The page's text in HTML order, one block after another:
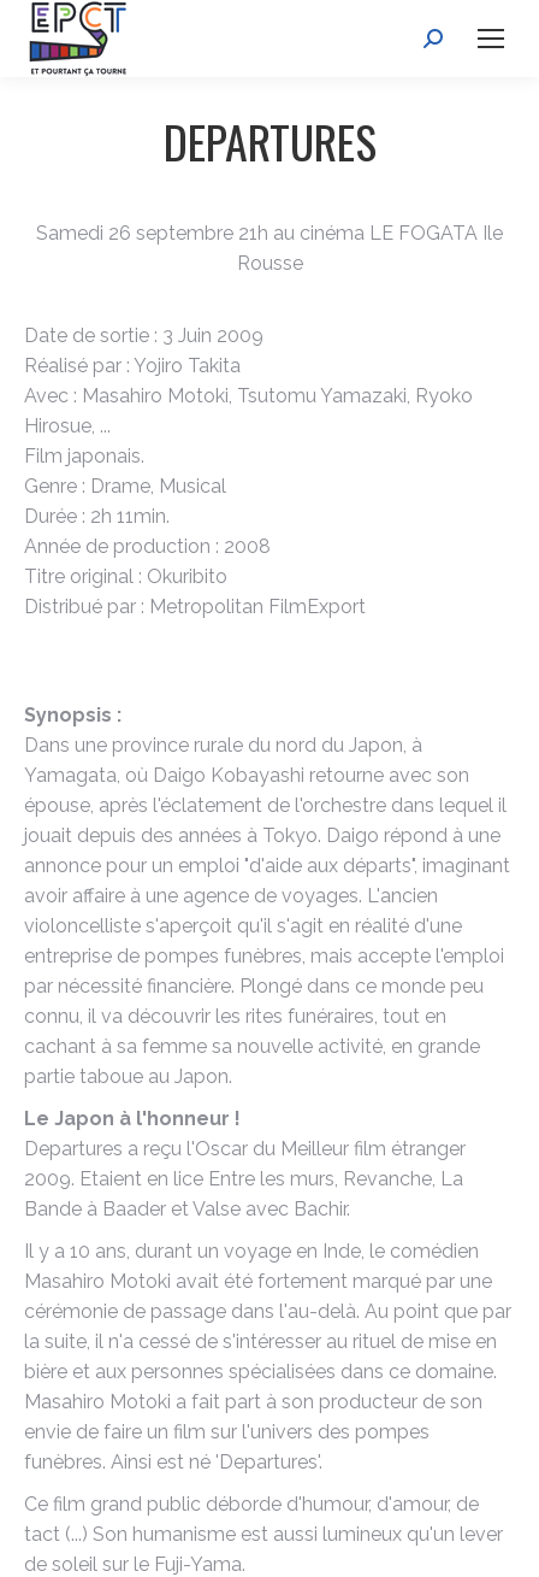
Recherche
DEPARTURES
Samedi 26 septembre 21h au cinéma LE FOGATA Ile
Rousse
Date de sortie : 3 Juin 2009
Réalisé par : Yojiro Takita
Avec : Masahiro Motoki, Tsutomu Yamazaki, Ryoko
Hirosue, ...
Film japonais.
Genre : Drame, Musical
Durée : 2h 11min.
Année de production : 2008
Titre original : Okuribito
Distribué par : Metropolitan FilmExport
Synopsis :
Dans une province rurale du nord du Japon, à
Yamagata, où Daigo Kobayashi retourne avec son
épouse, après l'éclatement de l'orchestre dans lequel il
jouait depuis des années à Tokyo. Daigo répond à une
annonce pour un emploi "d'aide aux départs", imaginant
avoir affaire à une agence de voyages. L'ancien
violoncelliste s'aperçoit qu'il s'agit en réalité d'une
entreprise de pompes funèbres, mais accepte l'emploi
par nécessité financière. Plongé dans ce monde peu
connu, il va découvrir les rites funéraires, tout en
cachant à sa femme sa nouvelle activité, en grande
partie taboue au Japon.
Le Japon à l'honneur !
Departures a reçu l'Oscar du Meilleur film étranger
2009. Etaient en lice Entre les murs, Revanche, La
Bande à Baader et Valse avec Bachir.
Il y a 10 ans, durant un voyage en Inde, le comédien
Masahiro Motoki avait été fortement marqué par une
cérémonie de passage dans l'au-delà. Au point que par
la suite, il n'a cessé de s'intéresser au rituel de mise en
bière et aux personnes spécialisées dans ce domaine.
Masahiro Motoki a fait part à son producteur de son
envie de faire un film sur l'univers des pompes
funèbres. Ainsi est né 'Departures'.
Ce film grand public déborde d'humour, d'amour, de
tact (...) Son humanisme est aussi lumineux qu'un lever
de soleil sur le Fuji-Yama.